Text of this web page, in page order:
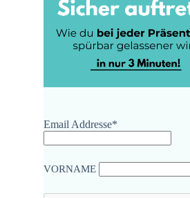
Email Addresse*
VORNAME